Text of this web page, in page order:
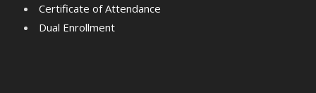
Certificate of Attendance
Dual Enrollment